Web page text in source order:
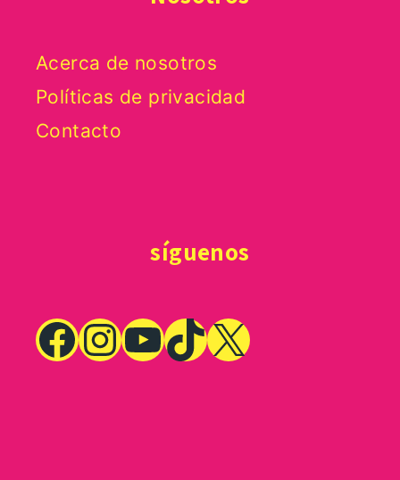
Acerca de nosotros
Políticas de privacidad
Contacto
síguenos